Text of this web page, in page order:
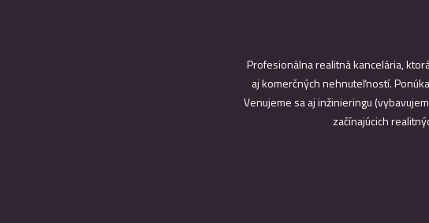
Profesionálna realitná kancelária,
aj komerčných nehnuteľností.
Venujeme sa aj inžinieringu
začínajúcich